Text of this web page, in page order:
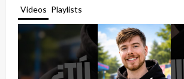
Videos Playlists